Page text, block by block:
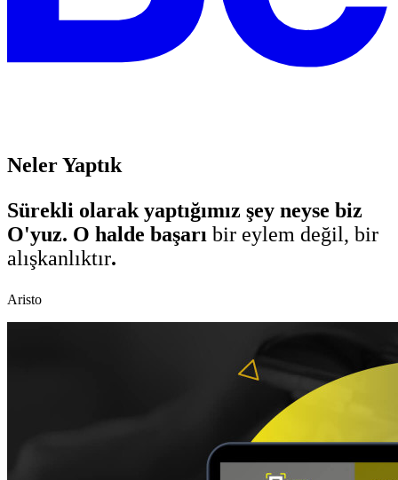
Neler Yaptık
Sürekli olarak yaptığımız şey neyse biz
O'yuz. O halde başarı bir eylem değil, bir
alışkanlıktır.
Aristo